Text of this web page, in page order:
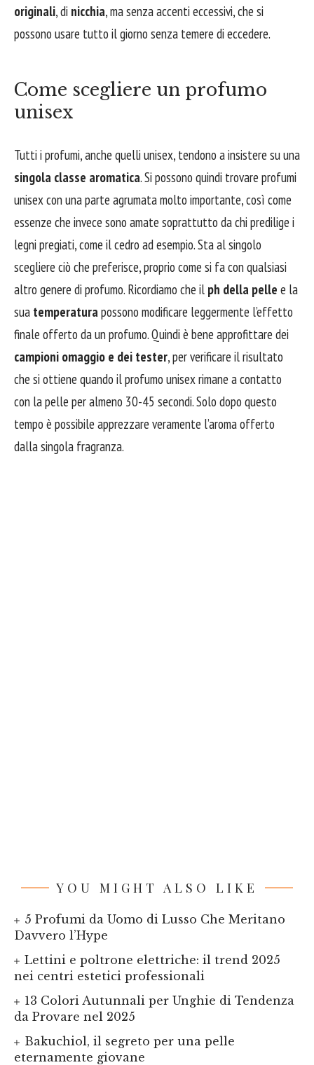
originali, di nicchia, ma senza accenti eccessivi, che si
possono usare tutto il giorno senza temere di eccedere.
Come scegliere un profumo
unisex
Tutti i profumi, anche quelli unisex, tendono a insistere su una
singola classe aromatica. Si possono quindi trovare profumi
unisex con una parte agrumata molto importante, così come
essenze che invece sono amate soprattutto da chi predilige i
legni pregiati, come il cedro ad esempio. Sta al singolo
scegliere ciò che preferisce, proprio come si fa con qualsiasi
altro genere di profumo. Ricordiamo che il ph della pelle e la
sua temperaturapossono modificare leggermente l’effetto
finale offerto da un profumo. Quindi è bene approfittare dei
campioni omaggio e dei tester, per verificare il risultato
che si ottiene quando il profumo unisex rimane a contatto
con la pelle per almeno 30-45 secondi. Solo dopo questo
tempo è possibile apprezzare veramente l’aroma offerto
dalla singola fragranza.
YOU MIGHT ALSO LIKE
5 Profumi da Uomo di Lusso Che Meritano
Davvero l’Hype
Lettini e poltrone elettriche: il trend 2025
nei centri estetici professionali
13 Colori Autunnali per Unghie di Tendenza
da Provare nel 2025
Bakuchiol, il segreto per una pelle
eternamente giovane